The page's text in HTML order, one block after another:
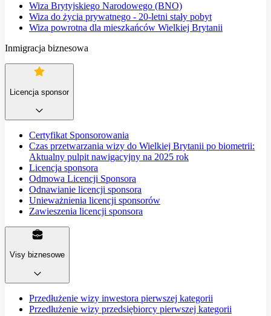
Wiza Brytyjskiego Narodowego (BNO)
Wiza do życia prywatnego - 20-letni stały pobyt
Wiza powrotna dla mieszkańców Wielkiej Brytanii
Inmigracja biznesowa
Licencja sponsor
Certyfikat Sponsorowania
Czas przetwarzania wizy do Wielkiej Brytanii po biometrii:
Aktualny pulpit nawigacyjny na 2025 rok
Licencja sponsora
Odmowa Licencji Sponsora
Odnawianie licencji sponsora
Unieważnienia licencji sponsorów
Zawieszenia licencji sponsora
Visy biznesowe
Przedłużenie wizy inwestora pierwszej kategorii
Przedłużenie wizy przedsiębiorcy pierwszej kategorii